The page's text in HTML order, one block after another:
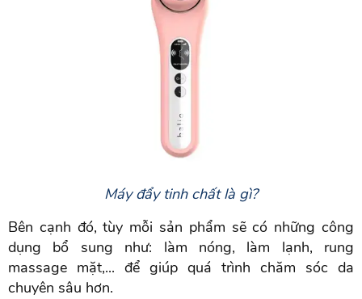
Máy đẩy tinh chất là gì?
Bên cạnh đó, tùy mỗi sản phẩm sẽ có những công
dụng bổ sung như: làm nóng, làm lạnh, rung
massage mặt,... để giúp quá trình chăm sóc da
chuyên sâu hơn.